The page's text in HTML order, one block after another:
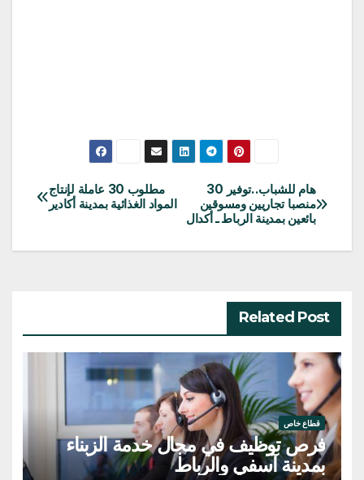
تصفّح
المقالات
مطلوب 30 عاملة لإنتاج
المواد الغذائية بمدينة أكادير
هام للشباب..توفير 30
منصبا تجاريين ومسوقين
بائعين بمدينة الرباط ـ أكدال
Related Post
قطاع خاص
فرص توظيف في مجال خدمة الزبناء
بمدينة آسفي والرباط